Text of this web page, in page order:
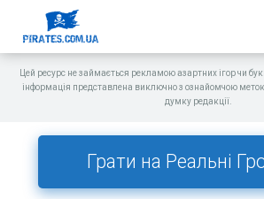
Цей ресурс не займається рекламою азартних ігор чи
інформація представлена виключно з ознайомчою
думку редакції.
Грати на Реальні